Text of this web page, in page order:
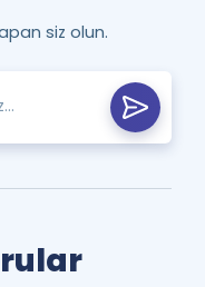
siz olun.